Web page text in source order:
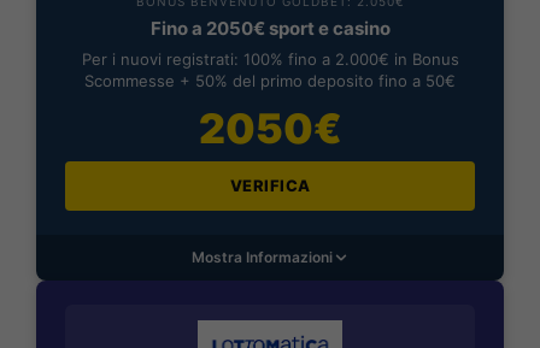
Fino a 2050€ sport e casino
Per i nuovi registrati: 100% fino a 2.000€ in Bonus
Scommesse + 50% del primo deposito fino a 50€
2050€
VERIFICA
Mostra Informazioni